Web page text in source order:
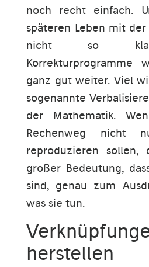
noch recht einfach.
späteren Leben mit
nicht so
ganz gut weiter. Viel
sogenannte
der Mathematik.
Rechenweg nicht
reproduzieren
großer Bedeutung,
sind, genau zum
was sie tun.
herstellen